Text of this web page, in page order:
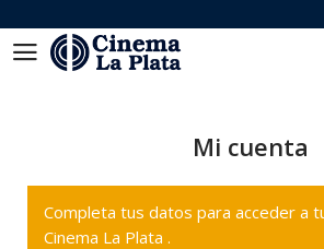
Mi cuenta
Completa tus datos para acceder a
Cinema La Plata .